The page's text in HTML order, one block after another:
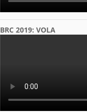
BRC 2019: VOLA